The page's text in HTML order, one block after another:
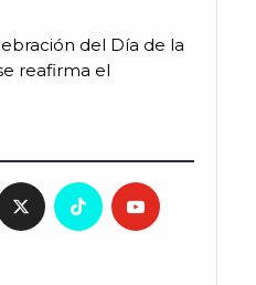
del Día de la
reafirma el